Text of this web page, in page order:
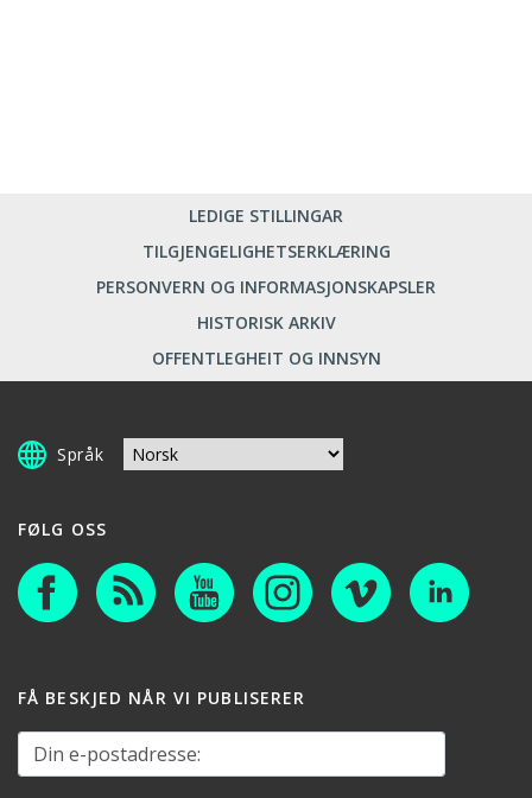
LEDIGE STILLINGAR
TILGJENGELIGHETSERKLÆRING
PERSONVERN OG INFORMASJONSKAPSLER
HISTORISK ARKIV
OFFENTLEGHEIT OG INNSYN
Språk
FØLG OSS
FÅ BESKJED NÅR VI PUBLISERER
Din e-postadresse: